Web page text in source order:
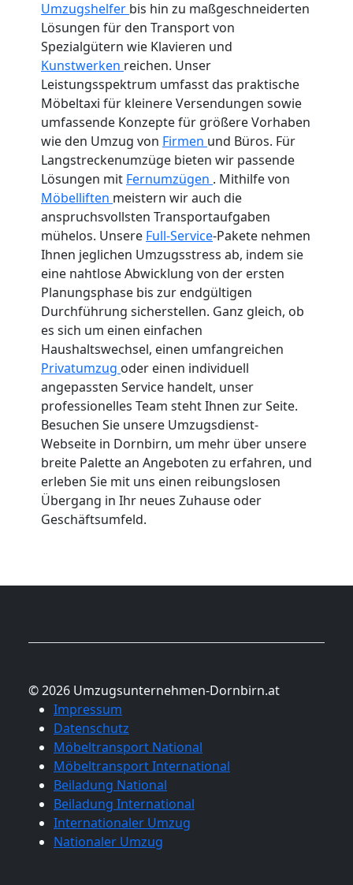
Umzugshelfer bis hin zu maßgeschneiderten
Lösungen für den Transport von
Spezialgütern wie Klavieren und
Kunstwerken reichen. Unser
Leistungsspektrum umfasst das praktische
Möbeltaxi für kleinere Versendungen sowie
umfassende Konzepte für größere Vorhaben
wie den Umzug von Firmen und Büros. Für
Langstreckenumzüge bieten wir passende
Lösungen mit Fernumzügen . Mithilfe von
Möbelliften meistern wir auch die
anspruchsvollsten Transportaufgaben
mühelos. Unsere Full-Service-Pakete nehmen
Ihnen jeglichen Umzugsstress ab, indem sie
eine nahtlose Abwicklung von der ersten
Planungsphase bis zur endgültigen
Durchführung sicherstellen. Ganz gleich, ob
es sich um einen einfachen
Haushaltswechsel, einen umfangreichen
Privatumzug oder einen individuell
angepassten Service handelt, unser
professionelles Team steht Ihnen zur Seite.
Besuchen Sie unsere Umzugsdienst-
Webseite in Dornbirn, um mehr über unsere
breite Palette an Angeboten zu erfahren, und
erleben Sie mit uns einen reibungslosen
Übergang in Ihr neues Zuhause oder
Geschäftsumfeld.
© 2026 Umzugsunternehmen-Dornbirn.at
Impressum
Datenschutz
Möbeltransport National
Möbeltransport International
Beiladung National
Beiladung International
Internationaler Umzug
Nationaler Umzug